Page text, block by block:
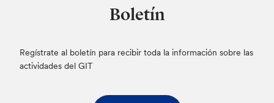
Boletín
Regístrate al boletín para recibir toda la información sobre las
actividades del GIT